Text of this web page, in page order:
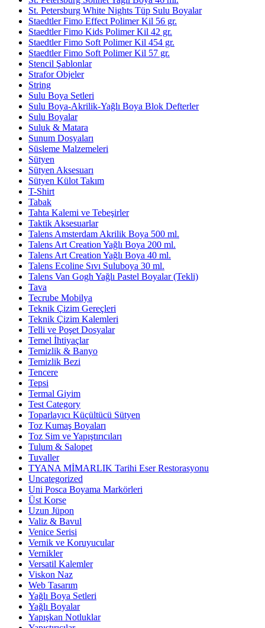
St. Petersburg White Nights Tüp Sulu Boyalar
Staedtler Fimo Effect Polimer Kil 56 gr.
Staedtler Fimo Kids Polimer Kil 42 gr.
Staedtler Fimo Soft Polimer Kil 454 gr.
Staedtler Fimo Soft Polimer Kil 57 gr.
Stencil Şablonlar
Strafor Objeler
String
Sulu Boya Setleri
Sulu Boya-Akrilik-Yağlı Boya Blok Defterler
Sulu Boyalar
Suluk & Matara
Sunum Dosyaları
Süsleme Malzemeleri
Sütyen
Sütyen Aksesuarı
Sütyen Külot Takım
T-Shirt
Tabak
Tahta Kalemi ve Tebeşirler
Taktik Aksesuarlar
Talens Amsterdam Akrilik Boya 500 ml.
Talens Art Creation Yağlı Boya 200 ml.
Talens Art Creation Yağlı Boya 40 ml.
Talens Ecoline Sıvı Suluboya 30 ml.
Talens Van Gogh Yağlı Pastel Boyalar (Tekli)
Tava
Tecrube Mobilya
Teknik Çizim Gereçleri
Teknik Çizim Kalemleri
Telli ve Poşet Dosyalar
Temel İhtiyaçlar
Temizlik & Banyo
Temizlik Bezi
Tencere
Tepsi
Termal Giyim
Test Category
Toparlayıcı Küçültücü Sütyen
Toz Kumaş Boyaları
Toz Sim ve Yapıştırıcıları
Tulum & Salopet
Tuvaller
TYANA MİMARLIK Tarihi Eser Restorasyonu
Uncategorized
Uni Posca Boyama Markörleri
Üst Korse
Uzun Jüpon
Valiz & Bavul
Venice Serisi
Vernik ve Koruyucular
Vernikler
Versatil Kalemler
Viskon Naz
Web Tasarım
Yağlı Boya Setleri
Yağlı Boyalar
Yapışkan Notluklar